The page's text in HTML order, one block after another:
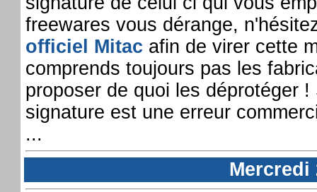
freewares vous dérange,
officiel Mitac afin de virer cette
comprends toujours pas les
proposer de quoi les déprotéger
signature est une erreur
...
Mercredi